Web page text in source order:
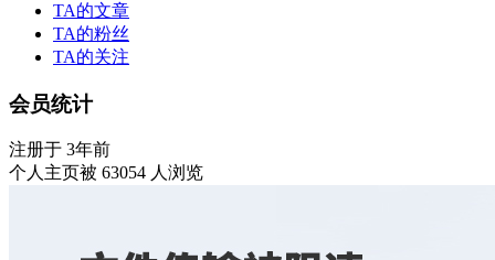
TA的文章
TA的粉丝
TA的关注
会员统计
注册于 3年前
个人主页被 63054 人浏览